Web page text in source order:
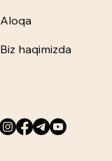
Aloqa
Biz haqimizda